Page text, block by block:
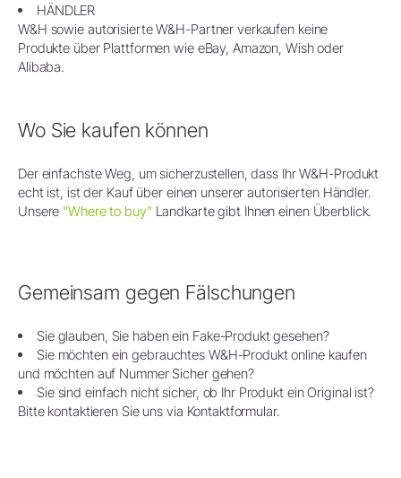
HÄNDLER
W&H sowie autorisierte W&H-Partner verkaufen keine
Produkte über Plattformen wie eBay, Amazon, Wish oder
Alibaba.
Wo Sie kaufen können
Der einfachste Weg, um sicherzustellen, dass Ihr W&H-Produkt
echt ist, ist der Kauf über einen unserer autorisierten Händler.
Unsere "Where to buy" Landkarte gibt Ihnen einen Überblick.
Gemeinsam gegen Fälschungen
Sie glauben, Sie haben ein Fake-Produkt gesehen?
Sie möchten ein gebrauchtes W&H-Produkt online kaufen
und möchten auf Nummer Sicher gehen?
Sie sind einfach nicht sicher, ob Ihr Produkt ein Original ist?
Bitte kontaktieren Sie uns via Kontaktformular.